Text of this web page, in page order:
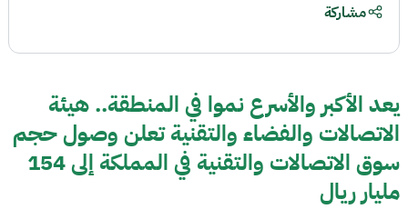
يعد الأكبر والأسرع نموا في المنطقة.. هيئة
الاتصالات والفضاء والتقنية تعلن وصول حجم
سوق الاتصالات والتقنية في المملكة إلى 154
مليار ريال
مشاركة